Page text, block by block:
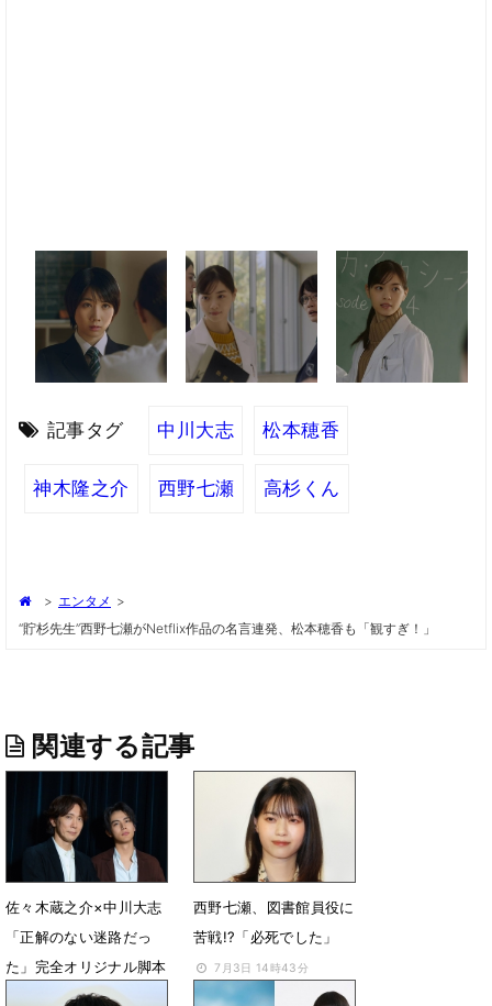
記事タグ 中川大志 松本穂香
神木隆之介 西野七瀬 高杉くん
> エンタメ >
“貯杉先生”西野七瀬がNetflix作品の名言連発、松本穂香も「観すぎ！」
関連する記事
佐々木蔵之介×中川大志
「正解のない迷路だっ
た」完全オリジナル脚本
にかけた覚悟
西野七瀬、図書館員役に
苦戦!?「必死でした」
7月3日 14時43分